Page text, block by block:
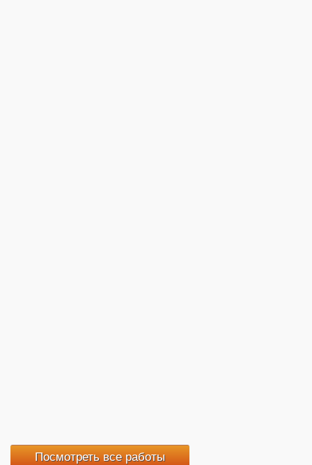
Посмотреть все работы